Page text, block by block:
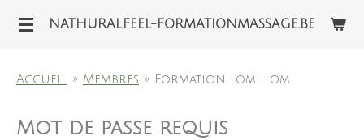
Passer
principal
NATHURALFEEL-FORMATIONMASSAGE.BE
Accueil » Membres » Formation Lomi Lomi
Mot de passe requis